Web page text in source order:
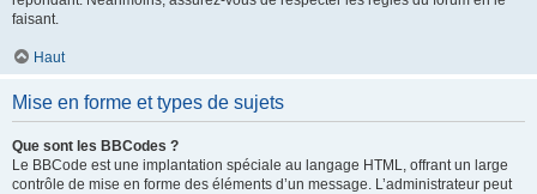
faisant.
Haut
Mise en forme et types de sujets
Que sont les BBCodes ?
Le BBCode est une implantation spéciale au langage HTML, offrant un large
contrôle de mise en forme des éléments d’un message. L’administrateur peut